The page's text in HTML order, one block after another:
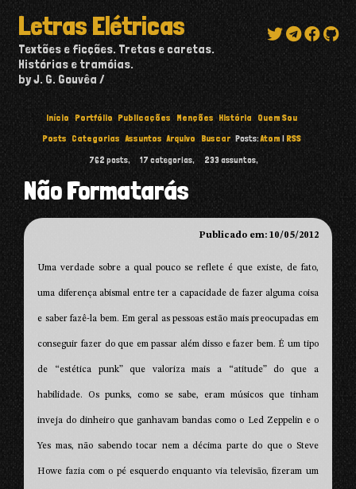
Letras Elétricas
Textões e ficções. Tretas e caretas.
Histórias e tramóias.
by J. G. Gouvêa
Início Portfólio Publicações Menções História
Quem Sou
Posts Categorias Assuntos Arquivo Buscar Posts:Atom | RSS
762 posts, 17 categorias, 233assuntos,
Não Formatarás
Publicado em: 10/05/2012
Uma verdade sobre a qual pouco se reflete é que existe, de fato,
uma diferença abismal entre ter a capacidade de fazer alguma coisa
e saber fazê-la bem. Em geral as pessoas estão mais preocupadas em
conseguir fazer do que em passar além disso e fazer bem. É um tipo
de “estética punk” que valoriza mais a “atitude” do que a
habilidade. Os punks, como se sabe, eram músicos que tinham
inveja do dinheiro que ganhavam bandas como o Led Zeppelin e o
Yes mas, não sabendo tocar nem a décima parte do que o Steve
Howe fazia com o pé esquerdo enquanto via televisão, fizeram um